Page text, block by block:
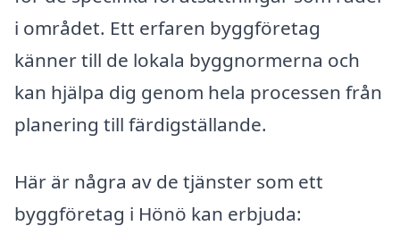
i området. Ett erfaren byggföretag
känner till de lokala byggnormerna och
kan hjälpa dig genom hela processen från
planering till färdigställande.
Här är några av de tjänster som ett
byggföretag i Hönö kan erbjuda: